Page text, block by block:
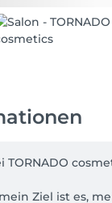
Ziel ist es,